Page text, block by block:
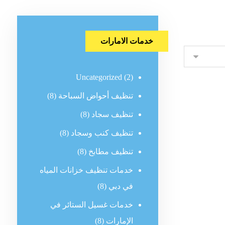
خدمات الامارات
Uncategorized (2)
تنظيف أحواض السباحة (8)
تنظيف سجاد (8)
تنظيف كنب وسجاد (8)
تنظيف مطابخ (8)
خدمات تنظيف خزانات المياه
في دبي (8)
خدمات غسيل الستائر في
الإمارات (8)